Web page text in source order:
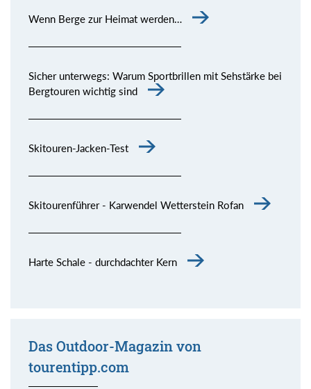
Wenn Berge zur Heimat werden…
Sicher unterwegs: Warum Sportbrillen mit Sehstärke bei
Bergtouren wichtig sind
Skitouren-Jacken-Test
Skitourenführer - Karwendel Wetterstein Rofan
Harte Schale - durchdachter Kern
Das Outdoor-Magazin von
tourentipp.com